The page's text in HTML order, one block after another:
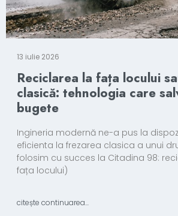
13 iulie 2026
Reciclarea la fața locului
clasică: tehnologia care
bugete
Ingineria modernă ne-a pus la
eficienta la frezarea clasica a unui
folosim cu succes la Citadina 98:
fața locului)
citește continuarea...